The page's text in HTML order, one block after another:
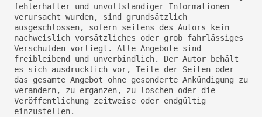
fehlerhafter und unvollständiger Informationen
verursacht wurden, sind grundsätzlich
ausgeschlossen, sofern seitens des Autors kein
nachweislich vorsätzliches oder grob fahrlässiges
Verschulden vorliegt. Alle Angebote sind
freibleibend und unverbindlich. Der Autor behält
es sich ausdrücklich vor, Teile der Seiten oder
das gesamte Angebot ohne gesonderte Ankündigung zu
verändern, zu ergänzen, zu löschen oder die
Veröffentlichung zeitweise oder endgültig
einzustellen.